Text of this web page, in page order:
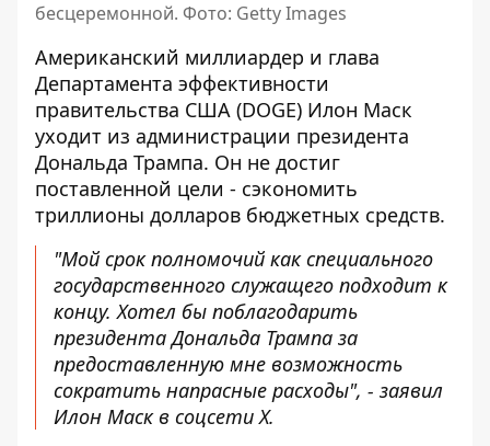
бесцеремонной. Фото: Getty Images
Американский миллиардер и глава
Департамента эффективности
правительства США (DOGE) Илон Маск
уходит из администрации президента
Дональда Трампа. Он не достиг
поставленной цели - сэкономить
триллионы долларов бюджетных средств.
"Мой срок полномочий как специального
государственного служащего подходит к
концу. Хотел бы поблагодарить
президента Дональда Трампа за
предоставленную мне возможность
сократить напрасные расходы", - заявил
Илон Маск в соцсети X.